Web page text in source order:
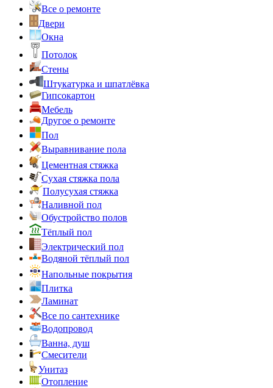
Все о ремонте
Двери
Окна
Потолок
Стены
Штукатурка и шпатлёвка
Гипсокартон
Мебель
Другое о ремонте
Пол
Выравнивание пола
Цементная стяжка
Сухая стяжка пола
Полусухая стяжка
Наливной пол
Обустройство полов
Тёплый пол
Электрический пол
Водяной тёплый пол
Напольные покрытия
Плитка
Ламинат
Все по сантехнике
Водопровод
Ванна, душ
Смесители
Унитаз
Отопление